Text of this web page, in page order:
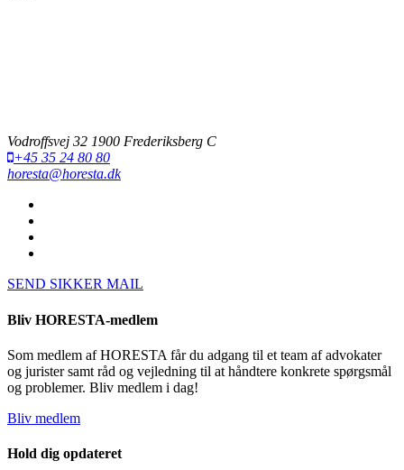
Vodroffsvej 32 1900 Frederiksberg C
+45 35 24 80 80
horesta@horesta.dk
SEND SIKKER MAIL
Bliv HORESTA-medlem
Som medlem af HORESTA får du adgang til et team af advokater
og jurister samt råd og vejledning til at håndtere konkrete spørgsmål
og problemer. Bliv medlem i dag!
Bliv medlem
Hold dig opdateret